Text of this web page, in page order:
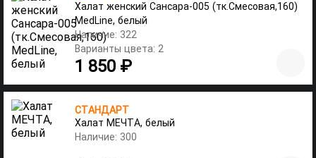
Халат женский Сансара-005 (тк.Смесовая,160)
MedLine, белый
Наличие: 322
Варианты цвета: 2
1 850 ₽
СТАНДАРТ
Халат МЕЧТА, белый
Наличие: 300